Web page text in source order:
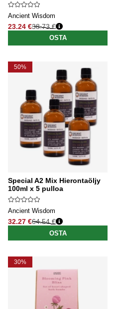
Ancient Wisdom
23.24 €
Normaali hinta
38.73 €
OSTA
50%
Special A2 Mix Hierontaöljy
100ml x 5 pulloa
Ancient Wisdom
32.27 €
Normaali hinta
64.54 €
OSTA
30%